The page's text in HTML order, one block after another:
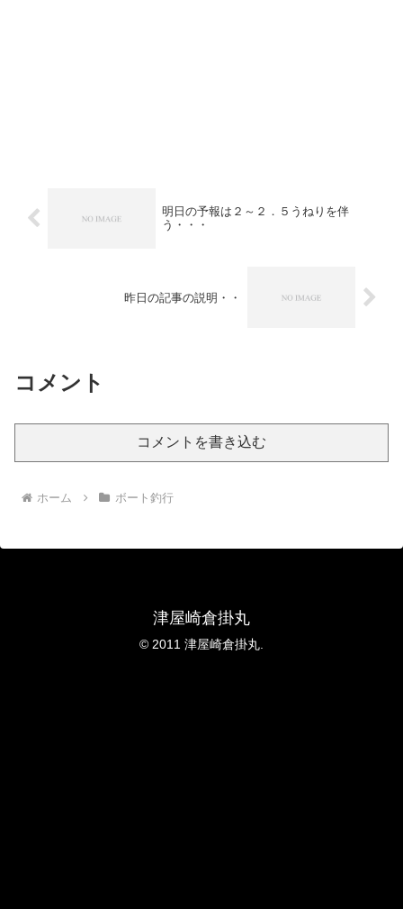
明日の予報は２～２．５うねりを伴
う・・・
昨日の記事の説明・・
コメント
コメントを書き込む
ホーム ボート釣行
津屋崎倉掛丸
© 2011 津屋崎倉掛丸.